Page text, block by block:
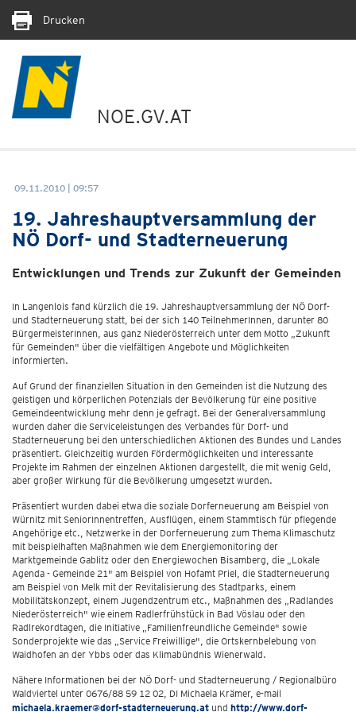
Drucken
NOE.GV.AT
09.11.2010 | 09:57
19. Jahreshauptversammlung der
NÖ Dorf- und Stadterneuerung
Entwicklungen und Trends zur Zukunft der Gemeinden
In Langenlois fand kürzlich die 19. Jahreshauptversammlung der NÖ Dorf-
und Stadterneuerung statt, bei der sich 140 TeilnehmerInnen, darunter 80
BürgermeisterInnen, aus ganz Niederösterreich unter dem Motto „Zukunft
für Gemeinden" über die vielfältigen Angebote und Möglichkeiten
informierten.
Auf Grund der finanziellen Situation in den Gemeinden ist die Nutzung des
geistigen und körperlichen Potenzials der Bevölkerung für eine positive
Gemeindeentwicklung mehr denn je gefragt. Bei der Generalversammlung
wurden daher die Serviceleistungen des Verbandes für Dorf- und
Stadterneuerung bei den unterschiedlichen Aktionen des Bundes und Landes
präsentiert. Gleichzeitig wurden Fördermöglichkeiten und interessante
Projekte im Rahmen der einzelnen Aktionen dargestellt, die mit wenig Geld,
aber großer Wirkung für die Bevölkerung umgesetzt wurden.
Präsentiert wurden dabei etwa die soziale Dorferneuerung am Beispiel von
Würnitz mit SeniorInnentreffen, Ausflügen, einem Stammtisch für pflegende
Angehörige etc., Netzwerke in der Dorferneuerung zum Thema Klimaschutz
mit beispielhaften Maßnahmen wie dem Energiemonitoring der
Marktgemeinde Gablitz oder den Energiewochen Bisamberg, die „Lokale
Agenda - Gemeinde 21" am Beispiel von Hofamt Priel, die Stadterneuerung
am Beispiel von Melk mit der Revitalisierung des Stadtparks, einem
Mobilitätskonzept, einem Jugendzentrum etc., Maßnahmen des „Radlandes
Niederösterreich" wie einem Radlerfrühstück in Bad Vöslau oder den
Radlrekordtagen, die Initiative „Familienfreundliche Gemeinde" sowie
Sonderprojekte wie das „Service Freiwillige", die Ortskernbelebung von
Waidhofen an der Ybbs oder das Klimabündnis Wienerwald.
Nähere Informationen bei der NÖ Dorf- und Stadterneuerung / Regionalbüro
Waldviertel unter 0676/88 59 12 02, DI Michaela Krämer, e-mail
michaela.kraemer@dorf-stadterneuerung.at und http://www.dorf-